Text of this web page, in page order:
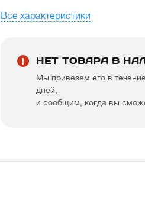
Все характеристики
НЕТ ТОВАРА В
Мы привезем его в
дней,
и сообщим, когда вы